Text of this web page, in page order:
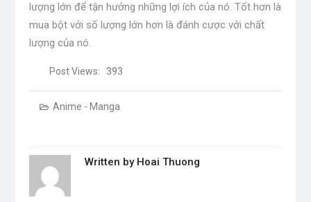
lượng lớn để tận hưởng những lợi ích của nó. Tốt hơn là
mua bột với số lượng lớn hơn là đánh cược với chất
lượng của nó.
Post Views: 393
Anime - Manga
Written by Hoai Thuong